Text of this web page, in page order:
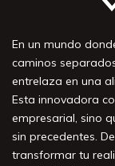
En un mundo
caminos
entrelaza en una
Esta innovadora
empresarial, sino
sin precedentes.
transformar tu